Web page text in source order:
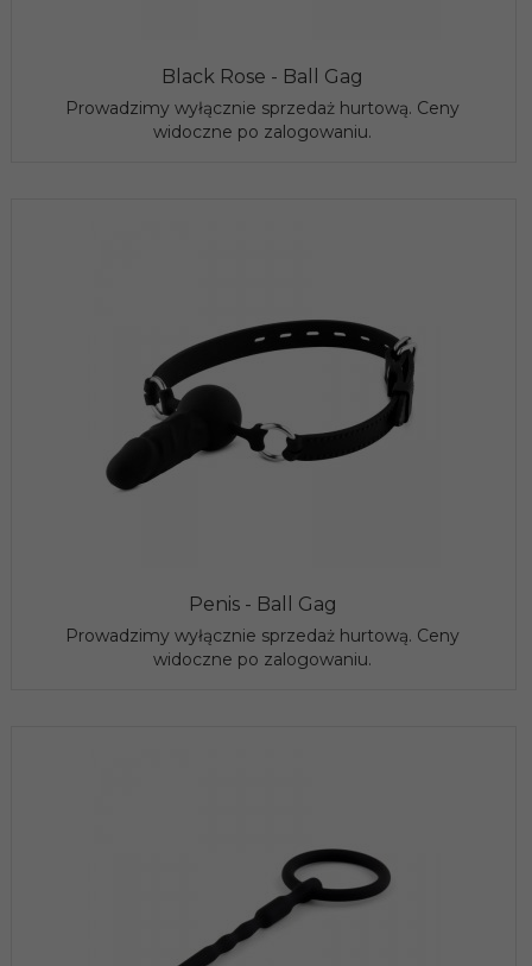
Black Rose - Ball Gag
Prowadzimy wyłącznie sprzedaż hurtową. Ceny
widoczne po zalogowaniu.
Penis - Ball Gag
Prowadzimy wyłącznie sprzedaż hurtową. Ceny
widoczne po zalogowaniu.